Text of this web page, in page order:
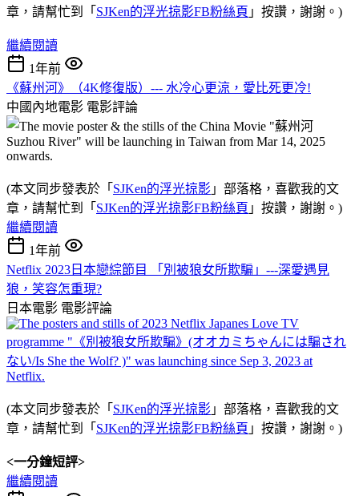
章，請幫忙到「 SJKen的浮光掠影FB粉絲頁 」按讚，謝謝。)
繼續閱讀
1年前
《蘇州河》（4K修復版）--- 水冷心更涼，愛比死更冷!
中國內地電影 電影評論
(本文同步發表於「 SJKen的浮光掠影 」部落格，喜歡我的文
章，請幫忙到「 SJKen的浮光掠影FB粉絲頁 」按讚，謝謝。)
繼續閱讀
1年前
Netflix 2023日本戀綜節目 「別被狼女所欺騙」---深愛遇見
狼，笑容怎重現?
日本電影 電影評論
(本文同步發表於「 SJKen的浮光掠影 」部落格，喜歡我的文
章，請幫忙到「 SJKen的浮光掠影FB粉絲頁 」按讚，謝謝。)
<一分鐘短評>
繼續閱讀